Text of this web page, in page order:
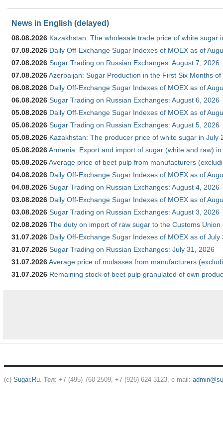
News in English (delayed)
08.08.2026 Kazakhstan: The wholesale trade price of white sugar
07.08.2026 Daily Off-Exchange Sugar Indexes of MOEX as of
07.08.2026 Sugar Trading on Russian Exchanges: August 7, 2026
07.08.2026Azerbaijan: Sugar Production in the First Six Months of
06.08.2026 Daily Off-Exchange Sugar Indexes of MOEX as of
06.08.2026 Sugar Trading on Russian Exchanges: August 6, 2026
05.08.2026 Daily Off-Exchange Sugar Indexes of MOEX as of
05.08.2026 Sugar Trading on Russian Exchanges: August 5, 2026
05.08.2026 Kazakhstan: The producer price of white sugar in July
05.08.2026Armenia: Export and import of sugar (white and raw)
05.08.2026Average price of beet pulp from manufacturers
04.08.2026 Daily Off-Exchange Sugar Indexes of MOEX as of
04.08.2026 Sugar Trading on Russian Exchanges: August 4, 2026
03.08.2026 Daily Off-Exchange Sugar Indexes of MOEX as of
03.08.2026 Sugar Trading on Russian Exchanges: August 3, 2026
02.08.2026 The duty on import of raw sugar to the Customs
31.07.2026 Daily Off-Exchange Sugar Indexes of MOEX as of July
31.07.2026 Sugar Trading on Russian Exchanges: July 31, 2026
31.07.2026Average price of molasses from manufacturers
31.07.2026 Remaining stock of beet pulp granulated of own
(c) Sugar.Ru. Тел: +7 (495) 760-2509, +7 (926) 624-3123, e-mail: